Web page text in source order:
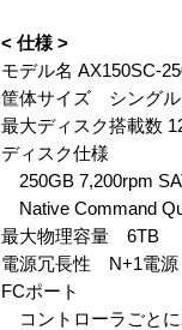
< 仕様 >
モデル名 AX150SC-
筐体サイズ シングル
最大ディスク搭載数
ディスク仕様
250GB 7,200rpm
Native Command
最大物理容量 6TB
電源冗長性 N+1電
FCポート
コントローラごとに